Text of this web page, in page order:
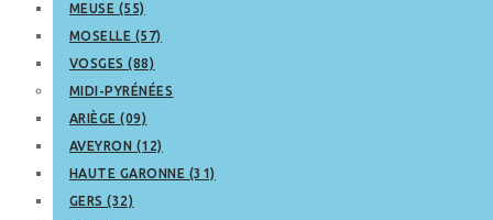
MEUSE (55)
MOSELLE (57)
VOSGES (88)
MIDI-PYRÉNÉES
ARIÈGE (09)
AVEYRON (12)
HAUTE GARONNE (31)
GERS (32)